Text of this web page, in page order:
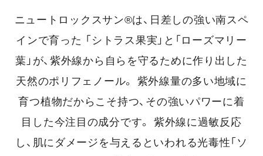
ニュートロックスサン®は、日差しの強い南スペ
インで育った 「シトラス果実」と「ローズマリー
葉」が、紫外線から自らを守るために作り出した
天然のポリフェノール。
紫外線量の多い地域に
育つ植物だからこそ持つ、その強いパワーに着
目した今注目の成分です。
紫外線に過敏反応
し、肌にダメージを与えるといわれる光毒性「ソ